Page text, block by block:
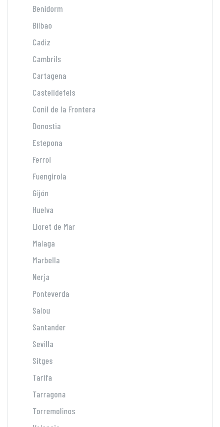
Benidorm
Bilbao
Cadiz
Cambrils
Cartagena
Castelldefels
Conil de la Frontera
Donostia
Estepona
Ferrol
Fuengirola
Gijón
Huelva
Lloret de Mar
Malaga
Marbella
Nerja
Ponteverda
Salou
Santander
Sevilla
Sitges
Tarifa
Tarragona
Torremolinos